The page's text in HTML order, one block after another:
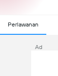
Perlawanan
Ad